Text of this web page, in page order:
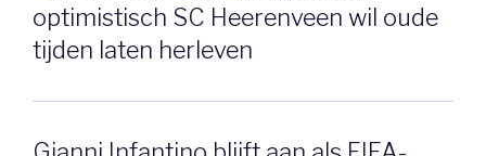
optimistisch SC Heerenveen wil oude
tijden laten herleven